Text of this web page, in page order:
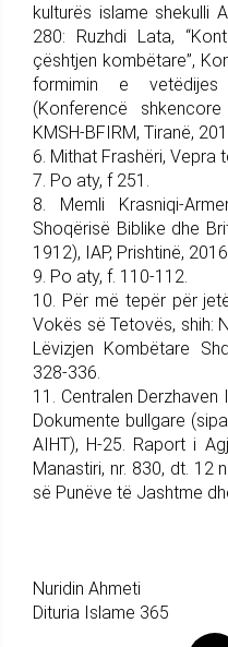
kulturës islame shekulli
280: Ruzhdi Lata,
çështjen kombëtare”,
formimin e
(Konferencë
KMSH-BFIRM, Tiranë,
6. Mithat Frashëri, Vepra
7. Po aty, f 251.
8. Memli Krasniqi-
Shoqërisë Biblike dhe
1912), IAP, Prishtinë,
9. Po aty, f. 110-112.
10. Për më tepër për
Vokës së Tetovës, shih:
Lëvizjen Kombëtare
328-336.
11. Centralen
Dokumente bullgare
AIHT), H-25. Raport i
Manastiri, nr. 830, dt. 12
së Punëve të Jashtme
Nuridin Ahmeti
Dituria Islame 365